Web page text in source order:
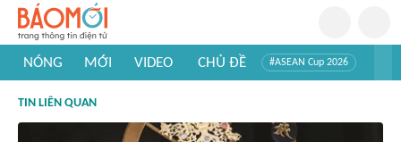
NÓNG MỚI VIDEO CHỦ ĐỀ #ASEAN Cup 2026
#Khám phá thế giới
TIN LIÊN QUAN